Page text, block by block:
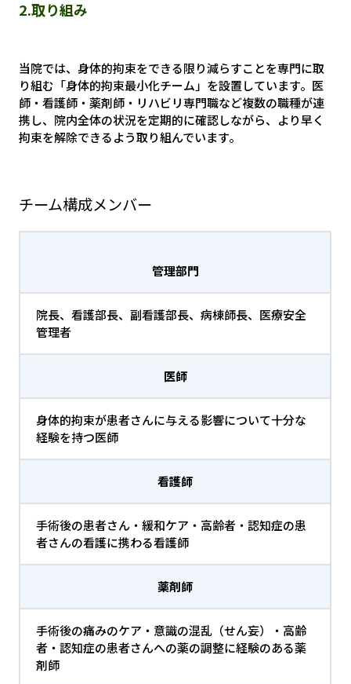
2.取り組み
当院では、身体的拘束をできる限り減らすことを専門に取
り組む「身体的拘束最小化チーム」を設置しています。医
師・看護師・薬剤師・リハビリ専門職など複数の職種が連
携し、院内全体の状況を定期的に確認しながら、より早く
拘束を解除できるよう取り組んでいます。
チーム構成メンバー
管理部門
院長、看護部長、副看護部長、病棟師長、医療安全
管理者
医師
身体的拘束が患者さんに与える影響について十分な
経験を持つ医師
看護師
手術後の患者さん・緩和ケア・高齢者・認知症の患
者さんの看護に携わる看護師
薬剤師
手術後の痛みのケア・意識の混乱（せん妄）・高齢
者・認知症の患者さんへの薬の調整に経験のある薬
剤師